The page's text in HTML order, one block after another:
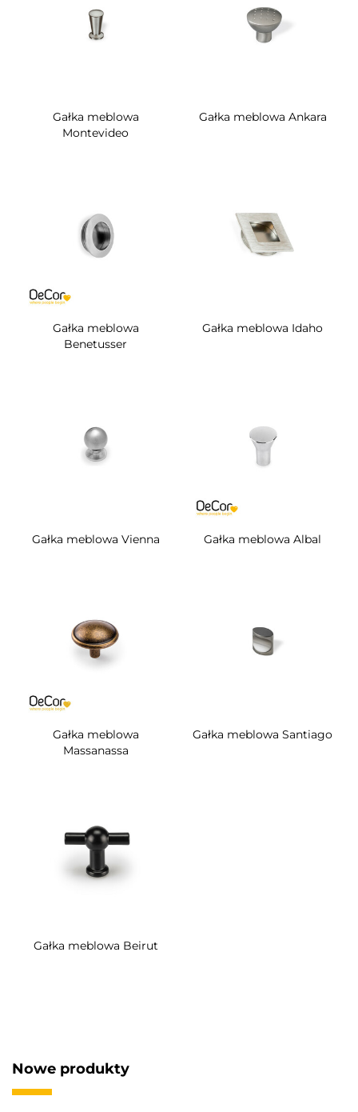
Gałka meblowa
Montevideo
Gałka meblowa Ankara
Gałka meblowa
Benetusser
Gałka meblowa Idaho
Gałka meblowa Vienna Gałka meblowa Albal
Gałka meblowa
Massanassa
Gałka meblowa Santiago
Gałka meblowa Beirut
Nowe produkty